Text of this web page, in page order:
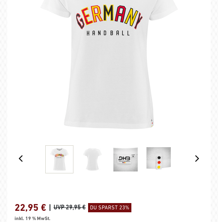
22,95 € UVP 29,95 € DU SPARST 23%
inkl. 19 % MwSt.